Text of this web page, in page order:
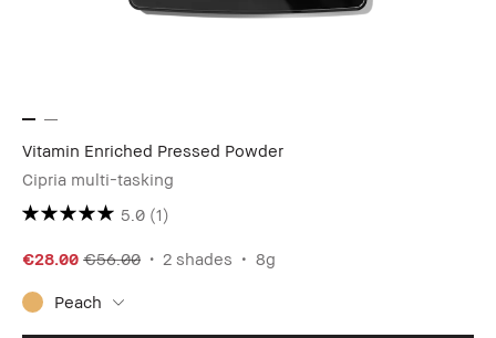
Vitamin Enriched Pressed Powder
Cipria multi-tasking
5.0 (1)
€28.00 €56.00 2 shades 8g
Peach